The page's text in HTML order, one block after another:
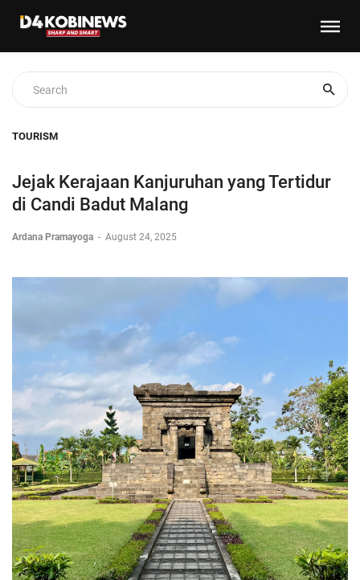
TOURISM
Jejak Kerajaan Kanjuruhan yang Tertidur
di Candi Badut Malang
Ardana Pramayoga - August 24, 2025